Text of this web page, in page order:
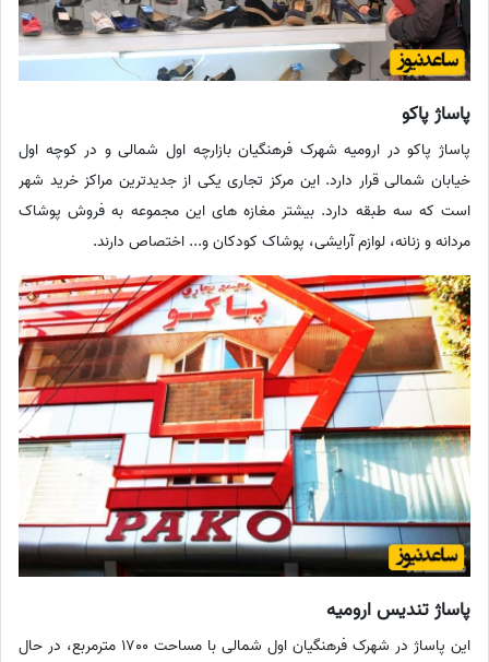
پاساژ پاکو
پاساژ پاکو در ارومیه شهرک فرهنگیان بازارچه اول شمالی و در کوچه اول
خیابان شمالی قرار دارد. این مرکز تجاری یکی از جدیدترین مراکز خرید شهر
است که سه طبقه دارد. بیشتر مغازه های این مجموعه به فروش پوشاک
مردانه و زنانه، لوازم آرایشی، پوشاک کودکان و... اختصاص دارند.
پاساژ تندیس ارومیه
این پاساژ در شهرک فرهنگیان اول شمالی با مساحت 1700 مترمربع، در حال